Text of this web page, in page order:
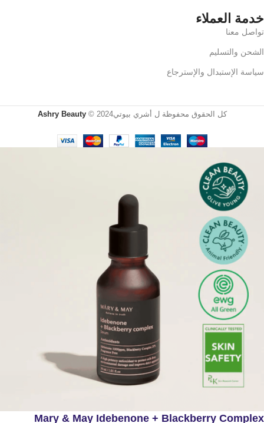
خدمة العملاء
تواصل معنا
الشحن والتسليم
سياسة الإستبدال والإسترجاع
كل الحقوق محفوظة ل أشري بيوتي2024 © Ashry Beauty
Mary & May Idebenone + Blackberry Complex